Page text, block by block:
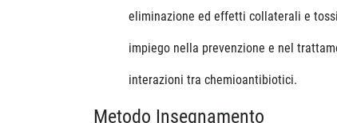
eliminazione ed effetti collaterali e
impiego nella prevenzione e nel
interazioni tra chemioantibiotici.
Metodo Insegnamento